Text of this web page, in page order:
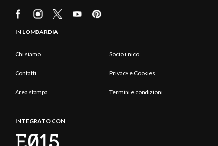
IN LOMBARDIA
Chi siamo Socio unico
Contatti Privacy e Cookies
Area stampa Termini e condizioni
INTEGRATO CON